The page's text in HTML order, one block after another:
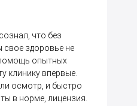
что без
свое здоровье не
опытных
клинику впервые.
осмотр, и быстро
в норме, лицензия.